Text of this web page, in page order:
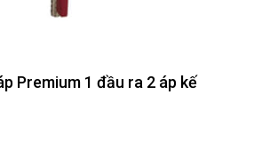
Premium 1 đầu ra 2 áp kế